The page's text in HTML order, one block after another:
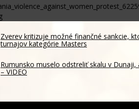
Zverev kritizuje možné finančné sankcie,
turnajov kategórie Masters
Rumunsko muselo odstreliť skalu v
– VIDEO